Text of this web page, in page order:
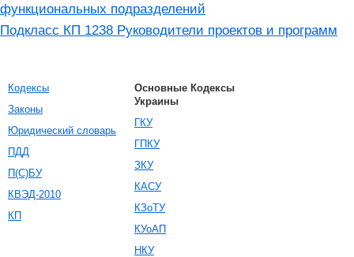
функциональных подразделений
Подкласс КП 1238 Руководители проектов и программ
Кодексы
Законы
Юридический словарь
ПДД
П(С)БУ
КВЭД-2010
КП
Основные Кодексы
Украины
ГКУ
ГПКУ
ЗКУ
КАСУ
КЗоТУ
КУоАП
НКУ